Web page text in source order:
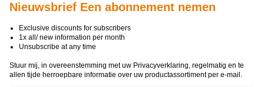
Nieuwsbrief Een abonnement nemen
Exclusive discounts for subscribers
1x all/ new information per month
Unsubscribe at any time
Stuur mij, in overeenstemming met uw Privacyverklaring, regelmatig en te
allen tijde herroepbare informatie over uw productassortiment per e-mail.